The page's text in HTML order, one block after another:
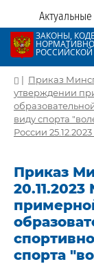
ЗАКОНЫ,
| Приказ
утверждении
виду спорта
России
Приказ
спорта